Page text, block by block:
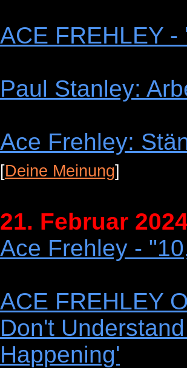
ACE FREHLEY
Paul Stanley:
Ace Frehley:
[Deine Meinung]
21. Februar
Ace Frehley -
ACE FREHLEY
Don't
Happening'